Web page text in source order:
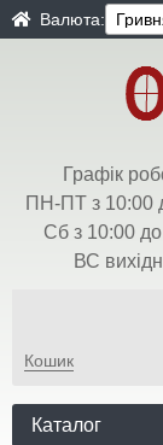
Валюта:
Графік
ПН-ПТ з 10:00
Сб з 10:00
ВС
Кошик
Каталог